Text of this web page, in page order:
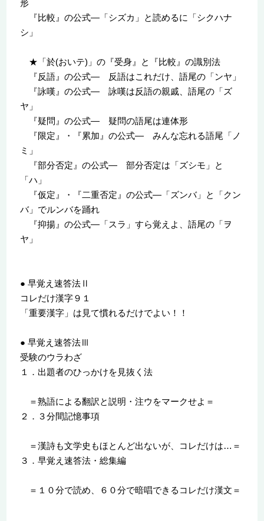
形
『比較』の公式—「シズカ」と読めるに「シクハナ
シ」
★「於(おいテ)」の『受身』と『比較』の識別法
『反語』の公式— 反語はこれだけ、語尾の「ンヤ」
『詠嘆』の公式— 詠嘆は反語の親戚、語尾の「ズ
ヤ」
『疑問』の公式— 疑問の語尾は連体形
『限定』・『累加』の公式— みんな忘れる語尾「ノ
ミ」
『部分否定』の公式— 部分否定は「ズシモ」と
「ハ」
『仮定』・『二重否定』の公式—「ズンバ」と「クン
バ」でルンバを踊れ
『抑揚』の公式—「スラ」すら覚えよ、語尾の「ヲ
ヤ」
● 早覚え速答法Ⅱ
コレだけ漢字９１
「重要漢字」は見て慣れるだけでよい！！
● 早覚え速答法Ⅲ
受験のウラわざ
１．出題者のひっかけを見抜く法
＝熟語による翻訳と説明・注ウをマークせよ＝
２．３分間記憶事項
＝漢詩も文学史もほとんど出ないが、コレだけは…＝
３．早覚え速答法・総集編
＝１０分で読め、６０分で暗唱できるコレだけ漢文＝